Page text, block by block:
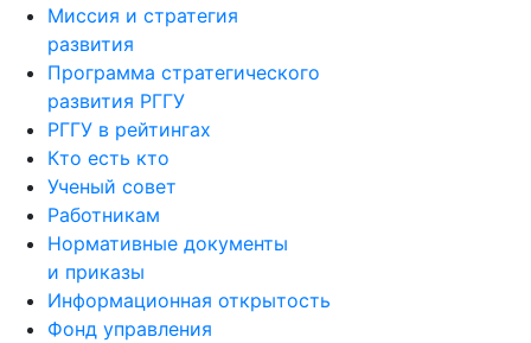
Миссия и стратегия
развития
Программа стратегического
развития РГГУ
РГГУ в рейтингах
Кто есть кто
Ученый совет
Работникам
Нормативные документы
и приказы
Информационная открытость
Фонд управления